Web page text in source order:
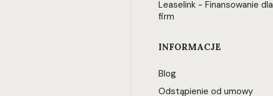
Leaselink - Finansowanie dla
firm
INFORMACJE
Blog
Odstąpienie od umowy